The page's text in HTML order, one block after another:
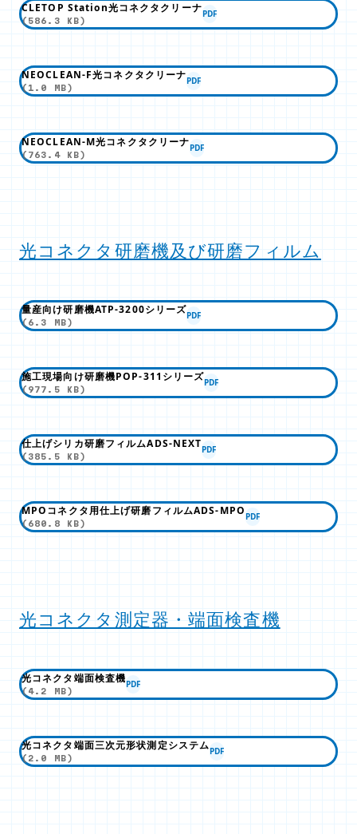
CLETOP Station光コネクタクリーナ
(586.3 KB)
PDF
NEOCLEAN-F光コネクタクリーナ
(1.0 MB)
PDF
NEOCLEAN-M光コネクタクリーナ
(763.4 KB)
PDF
光コネクタ研磨機及び研磨フィルム
量産向け研磨機ATP-3200シリーズ
(6.3 MB)
PDF
施工現場向け研磨機POP-311シリーズ
(977.5 KB)
PDF
仕上げシリカ研磨フィルムADS-NEXT
(385.5 KB)
PDF
MPOコネクタ用仕上げ研磨フィルムADS-MPO
(680.8 KB)
PDF
光コネクタ測定器・端面検査機
光コネクタ端面検査機
(4.2 MB)
PDF
光コネクタ端面三次元形状測定システム
(2.0 MB)
PDF